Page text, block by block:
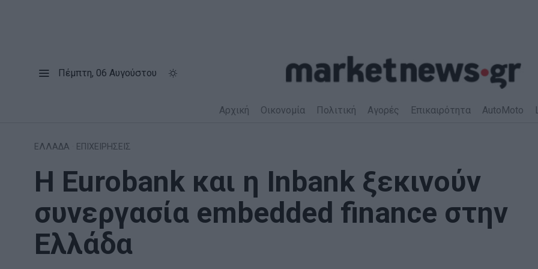
Πέμπτη, 06 Αυγούστου
Αρχική Οικονομία Πολιτική Αγορές Επικαιρότητα AutoMoto
ΕΛΛΑΔΑ ΕΠΙΧΕΙΡΗΣΕΙΣ
Η Eurobank και η Inbank ξεκινούν
συνεργασία embedded finance στην
Ελλάδα